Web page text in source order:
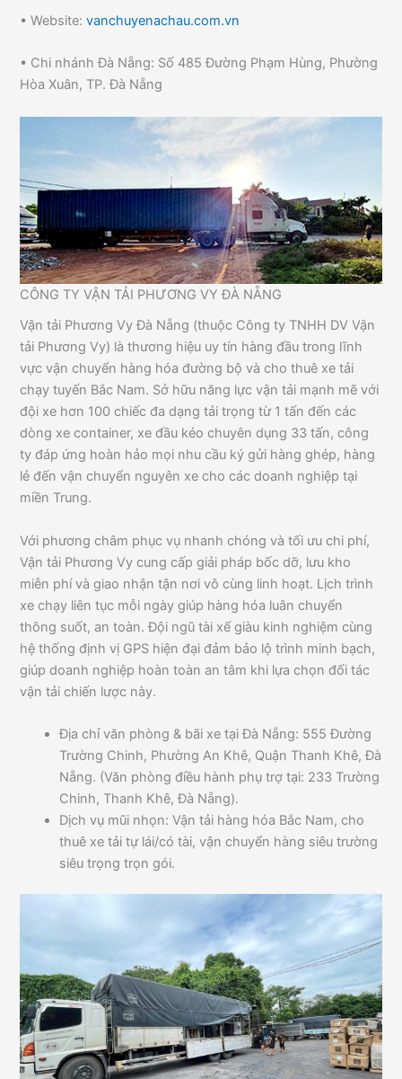
• Website:vanchuyenachau.com.vn
• Chi nhánh Đà Nẵng: Số 485 Đường Phạm Hùng, Phường
Hòa Xuân, TP. Đà Nẵng
CÔNG TY VẬN TẢI PHƯƠNG VY ĐÀ NẴNG
Vận tải Phương Vy Đà Nẵng (thuộc Công ty TNHH DV Vận
tải Phương Vy) là thương hiệu uy tín hàng đầu trong lĩnh
vực vận chuyển hàng hóa đường bộ và cho thuê xe tải
chạy tuyến Bắc Nam. Sở hữu năng lực vận tải mạnh mẽ với
đội xe hơn 100 chiếc đa dạng tải trọng từ 1 tấn đến các
dòng xe container, xe đầu kéo chuyên dụng 33 tấn, công
ty đáp ứng hoàn hảo mọi nhu cầu ký gửi hàng ghép, hàng
lẻ đến vận chuyển nguyên xe cho các doanh nghiệp tại
miền Trung.
Với phương châm phục vụ nhanh chóng và tối ưu chi phí,
Vận tải Phương Vy cung cấp giải pháp bốc dỡ, lưu kho
miễn phí và giao nhận tận nơi vô cùng linh hoạt. Lịch trình
xe chạy liên tục mỗi ngày giúp hàng hóa luân chuyển
thông suốt, an toàn. Đội ngũ tài xế giàu kinh nghiệm cùng
hệ thống định vị GPS hiện đại đảm bảo lộ trình minh bạch,
giúp doanh nghiệp hoàn toàn an tâm khi lựa chọn đối tác
vận tải chiến lược này.
Địa chỉ văn phòng & bãi xe tại Đà Nẵng: 555 Đường
Trường Chinh, Phường An Khê, Quận Thanh Khê, Đà
Nẵng. (Văn phòng điều hành phụ trợ tại: 233 Trường
Chinh, Thanh Khê, Đà Nẵng).
Dịch vụ mũi nhọn: Vận tải hàng hóa Bắc Nam, cho
thuê xe tải tự lái/có tài, vận chuyển hàng siêu trường
siêu trọng trọn gói.